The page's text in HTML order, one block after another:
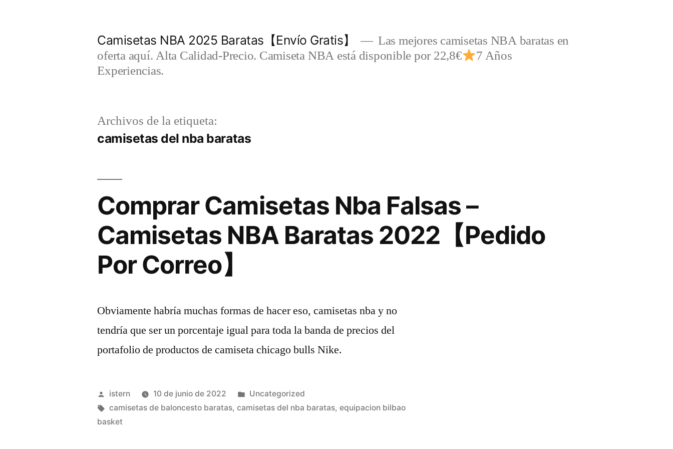
Camisetas NBA 2025 Baratas【Envío Gratis】
Las mejores camisetas NBA baratas en
oferta aquí. Alta Calidad-Precio. Camiseta NBA está disponible por 22,8€
7 Años
Experiencias.
Archivos de la etiqueta:
camisetas del nba baratas
Comprar Camisetas Nba Falsas –
Camisetas NBA Baratas 2022【Pedido
Por Correo】
Obviamente habría muchas formas de hacer eso, camisetas nba y no
tendría que ser un porcentaje igual para toda la banda de precios del
portafolio de productos de camiseta chicago bulls Nike.
Publicado
por
istern 10 de junio de 2022
Publicado
en
Uncategorized
Etiquetas:
camisetas de baloncesto baratas,camisetas del nba baratas,equipacion bilbao
basket